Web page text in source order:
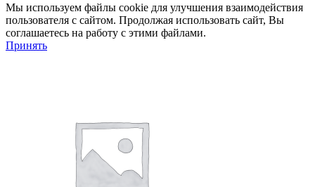
Мы используем файлы cookie для улучшения взаимодействия
пользователя с сайтом. Продолжая использовать сайт, Вы
соглашаетесь на работу с этими файлами.
Принять